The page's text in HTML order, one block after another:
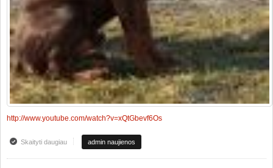
http://www.youtube.com/watch?v=xQtGbevf6Os
Skaityti daugiauapie Our Lucky Luciano Tikrai Nauja at "Bajoru" vodka comercial
admin naujienos